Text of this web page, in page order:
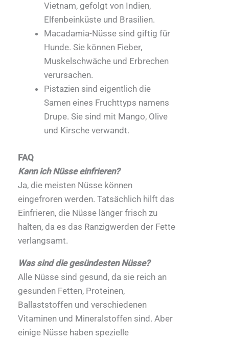
Vietnam, gefolgt von Indien,
Elfenbeinküste und Brasilien.
Macadamia-Nüsse sind giftig für
Hunde. Sie können Fieber,
Muskelschwäche und Erbrechen
verursachen.
Pistazien sind eigentlich die
Samen eines Fruchttyps namens
Drupe. Sie sind mit Mango, Olive
und Kirsche verwandt.
FAQ
Kann ich Nüsse einfrieren?
Ja, die meisten Nüsse können
eingefroren werden. Tatsächlich hilft das
Einfrieren, die Nüsse länger frisch zu
halten, da es das Ranzigwerden der Fette
verlangsamt.
Was sind die gesündesten Nüsse?
Alle Nüsse sind gesund, da sie reich an
gesunden Fetten, Proteinen,
Ballaststoffen und verschiedenen
Vitaminen und Mineralstoffen sind. Aber
einige Nüsse haben spezielle